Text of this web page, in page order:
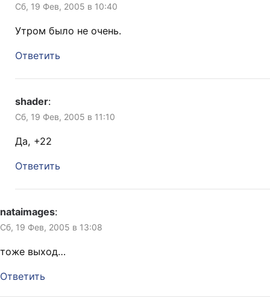
Сб, 19 Фев, 2005 в 10:40
Утром было не очень.
Ответить
shader:
Сб, 19 Фев, 2005 в 11:10
Да, +22
Ответить
nataimages:
Сб, 19 Фев, 2005 в 13:08
тоже выход…
Ответить